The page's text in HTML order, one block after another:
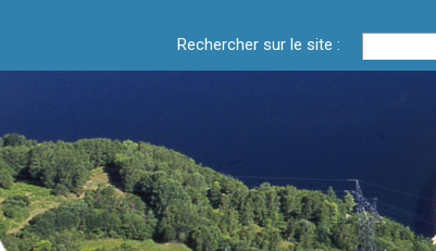
Rechercher sur le site :